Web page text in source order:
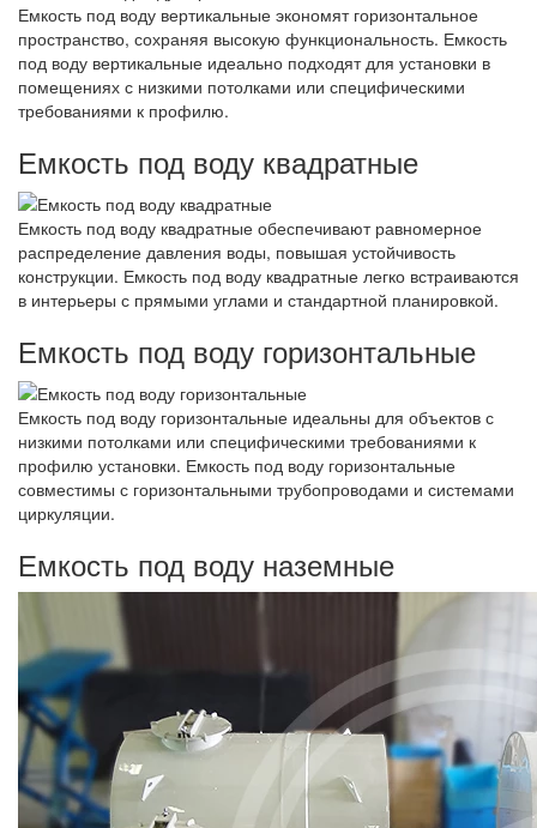
Емкость под воду вертикальные экономят горизонтальное
пространство, сохраняя высокую функциональность. Емкость
под воду вертикальные идеально подходят для установки в
помещениях с низкими потолками или специфическими
требованиями к профилю.
Емкость под воду квадратные
Емкость под воду квадратные обеспечивают равномерное
распределение давления воды, повышая устойчивость
конструкции. Емкость под воду квадратные легко встраиваются
в интерьеры с прямыми углами и стандартной планировкой.
Емкость под воду горизонтальные
Емкость под воду горизонтальные идеальны для объектов с
низкими потолками или специфическими требованиями к
профилю установки. Емкость под воду горизонтальные
совместимы с горизонтальными трубопроводами и системами
циркуляции.
Емкость под воду наземные